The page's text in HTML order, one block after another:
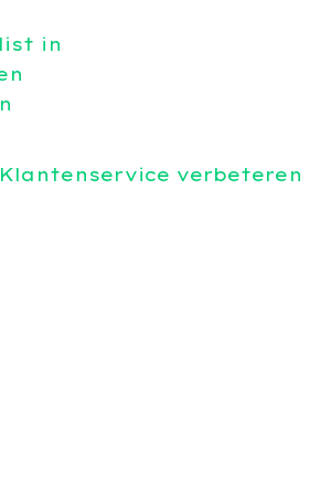
Klantenservice verbeteren